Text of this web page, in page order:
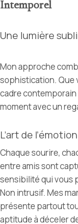
Intemporel
Une lumière
Mon approche
sophistication. Que
cadre
moment avec un
L’art de
Chaque sourire,
entre amis sont
sensibilité qui vous
Non intrusif. Mes
présente partout
aptitude à déceler